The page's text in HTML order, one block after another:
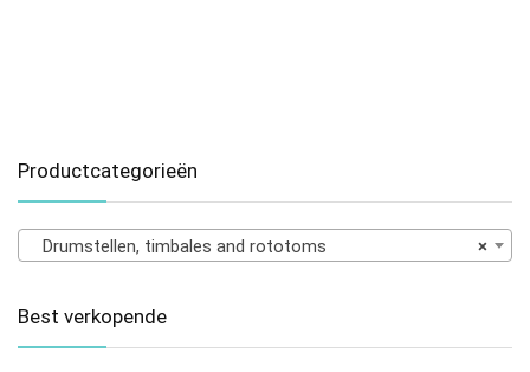
Productcategorieën
×
Drumstellen, timbales and rototoms
Best verkopende